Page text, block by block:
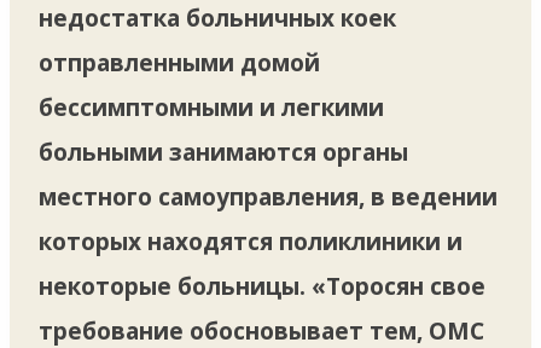
недостатка больничных коек
отправленными домой
бессимптомными и легкими
больными занимаются органы
местного самоуправления, в ведении
которых находятся поликлиники и
некоторые больницы. «Торосян свое
требование обосновывает тем, ОМС